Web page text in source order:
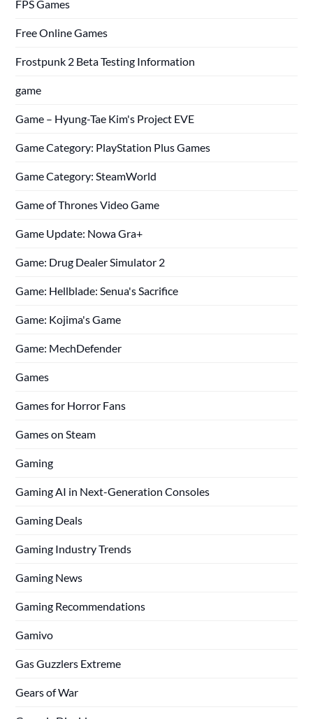
FPS Games
Free Online Games
Frostpunk 2 Beta Testing Information
game
Game – Hyung-Tae Kim's Project EVE
Game Category: PlayStation Plus Games
Game Category: SteamWorld
Game of Thrones Video Game
Game Update: Nowa Gra+
Game: Drug Dealer Simulator 2
Game: Hellblade: Senua's Sacrifice
Game: Kojima's Game
Game: MechDefender
Games
Games for Horror Fans
Games on Steam
Gaming
Gaming AI in Next-Generation Consoles
Gaming Deals
Gaming Industry Trends
Gaming News
Gaming Recommendations
Gamivo
Gas Guzzlers Extreme
Gears of War